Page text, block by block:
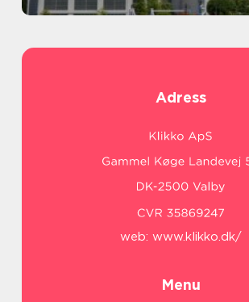
Adress
web: www.klikko.dk/
Menu